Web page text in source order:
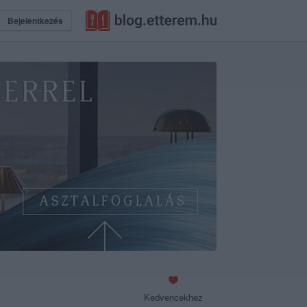
Bejelentkezés
Kedvencekhez